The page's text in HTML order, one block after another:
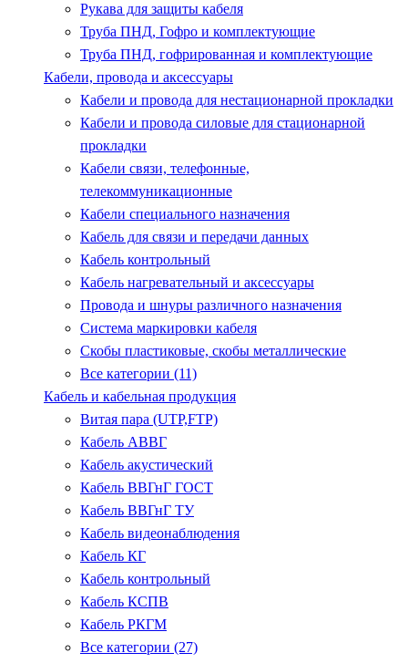
Рукава для защиты кабеля
Труба ПНД, Гофро и комплектующие
Труба ПНД, гофрированная и комплектующие
Кабели, провода и аксессуары
Кабели и провода для нестационарной прокладки
Кабели и провода силовые для стационарной
прокладки
Кабели связи, телефонные,
телекоммуникационные
Кабели специального назначения
Кабель для связи и передачи данных
Кабель контрольный
Кабель нагревательный и аксессуары
Провода и шнуры различного назначения
Система маркировки кабеля
Скобы пластиковые, скобы металлические
Все категории (11)
Кабель и кабельная продукция
Витая пара (UTP,FTP)
Кабель АВВГ
Кабель акустический
Кабель ВВГнГ ГОСТ
Кабель ВВГнГ ТУ
Кабель видеонаблюдения
Кабель КГ
Кабель контрольный
Кабель КСПВ
Кабель РКГМ
Все категории (27)